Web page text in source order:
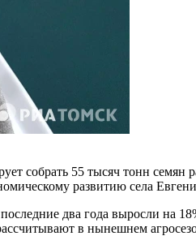
собрать 55 тысяч тонн
развитию села
два года выросли на
в нынешнем